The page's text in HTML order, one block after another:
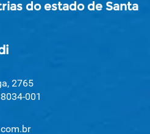
do estado de Santa
2765
001